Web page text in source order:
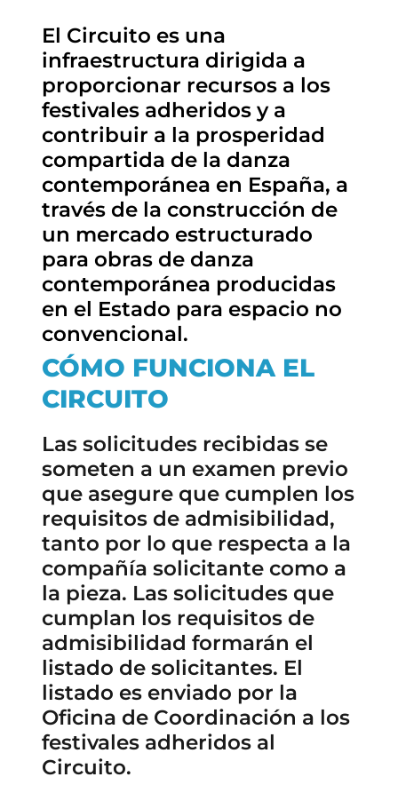
El Circuito es una
infraestructura dirigida a
proporcionar recursos a los
festivales adheridos y a
contribuir a la prosperidad
compartida de la danza
contemporánea en España, a
través de la construcción de
un mercado estructurado
para obras de danza
contemporánea producidas
en el Estado para espacio no
convencional.
CÓMO FUNCIONA EL
CIRCUITO
Las solicitudes recibidas se
someten a un examen previo
que asegure que cumplen los
requisitos de admisibilidad,
tanto por lo que respecta a la
compañía solicitante como a
la pieza. Las solicitudes que
cumplan los requisitos de
admisibilidad formarán el
listado de solicitantes. El
listado es enviado por la
Oficina de Coordinación a los
festivales adheridos al
Circuito.